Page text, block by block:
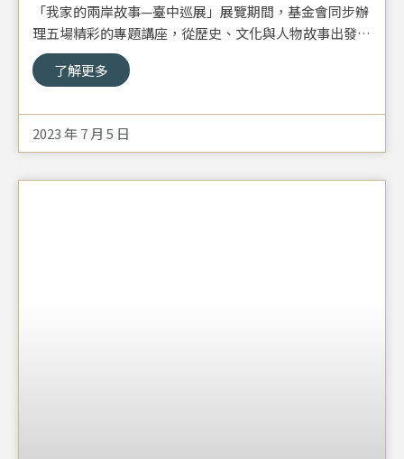
「我家的兩岸故事—臺中巡展」展覽期間，基金會同步辦
理五場精彩的專題講座，從歷史、文化與人物故事出發，
分別由兩岸專業人士講授，透過多元觀點的分享與交流，
拓展民眾對兩岸近代歷史的理解，也開啟一場與歷史對話
了解更多
2023 年 7 月 5 日